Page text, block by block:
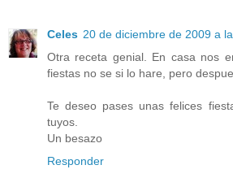
Celes 20 de diciembre de 2009 a
Otra receta genial. En casa nos
fiestas no se si lo hare, pero
Te deseo pases unas felices
tuyos.
Un besazo
Responder